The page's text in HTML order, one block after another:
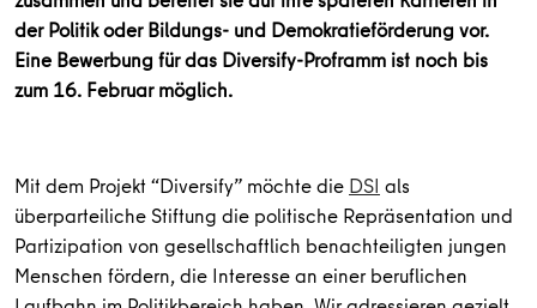
der Politik oder Bildungs- und Demokratieförderung vor.
Eine Bewerbung für das Diversify-Proframm ist noch bis
zum 16. Februar möglich.
Mit dem Projekt “Diversify” möchte die DSI als
überparteiliche Stiftung die politische Repräsentation und
Partizipation von gesellschaftlich benachteiligten jungen
Menschen fördern, die Interesse an einer beruflichen